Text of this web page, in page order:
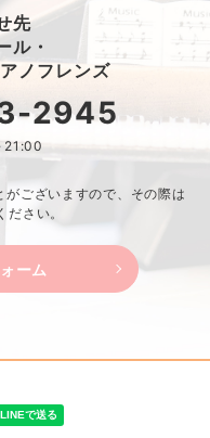
先
ル・
ノフレンズ
2945
21:00
ございますので、 その際は
さい。
ーム